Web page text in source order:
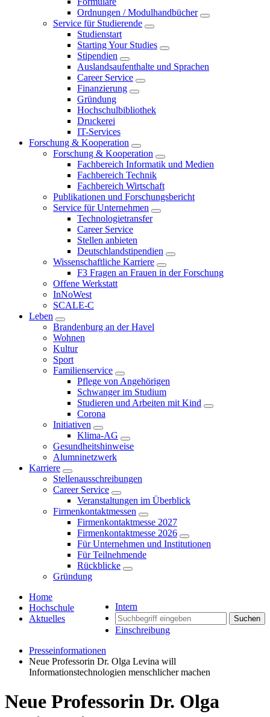
Ordnungen / Modulhandbücher
Service für Studierende
Studienstart
Starting Your Studies
Stipendien
Auslandsaufenthalte und Sprachen
Career Service
Finanzierung
Gründung
Hochschulbibliothek
Druckerei
IT-Services
Forschung & Kooperation
Forschung & Kooperation
Fachbereich Informatik und Medien
Fachbereich Technik
Fachbereich Wirtschaft
Publikationen und Forschungsbericht
Service für Unternehmen
Technologietransfer
Career Service
Stellen anbieten
Deutschlandstipendien
Wissenschaftliche Karriere
F3 Fragen an Frauen in der Forschung
Offene Werkstatt
InNoWest
SCALE-C
Leben
Brandenburg an der Havel
Wohnen
Kultur
Sport
Familienservice
Pflege von Angehörigen
Schwanger im Studium
Studieren und Arbeiten mit Kind
Corona
Initiativen
Klima-AG
Gesundheitshinweise
Alumninetzwerk
Karriere
Stellenausschreibungen
Career Service
Veranstaltungen im Überblick
Firmenkontaktmessen
Firmenkontaktmesse 2027
Firmenkontaktmesse 2026
Für Unternehmen und Institutionen
Für Teilnehmende
Rückblicke
Gründung
Intern
Suchen
Einschreibung
Home
Hochschule
Aktuelles
Presseinformationen
Neue Professorin Dr. Olga Levina will
Informationstechnologien menschlicher machen
Neue Professorin Dr. Olga